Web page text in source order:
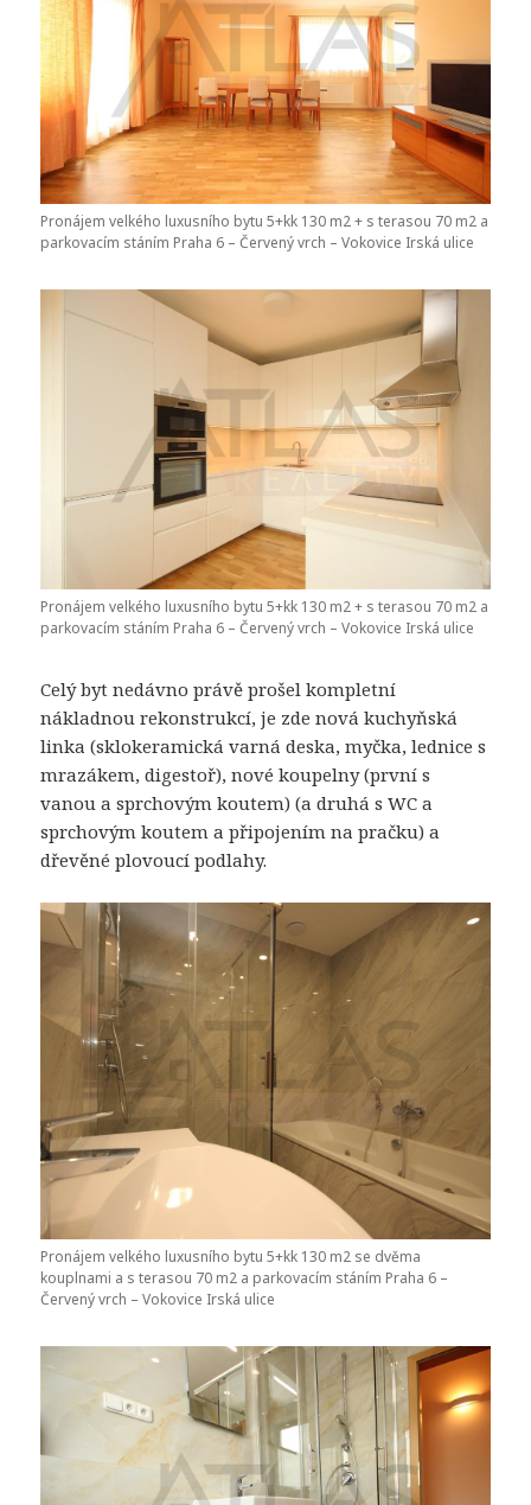
Pronájem velkého luxusního bytu 5+kk 130 m2 + s terasou 70 m2 a
parkovacím stáním Praha 6 – Červený vrch – Vokovice Irská ulice
Pronájem velkého luxusního bytu 5+kk 130 m2 + s terasou 70 m2 a
parkovacím stáním Praha 6 – Červený vrch – Vokovice Irská ulice
Celý byt nedávno právě prošel kompletní
nákladnou rekonstrukcí, je zde nová kuchyňská
linka (sklokeramická varná deska, myčka, lednice s
mrazákem, digestoř), nové koupelny (první s
vanou a sprchovým koutem) (a druhá s WC a
sprchovým koutem a připojením na pračku) a
dřevěné plovoucí podlahy.
Pronájem velkého luxusního bytu 5+kk 130 m2 se dvěma
kouplnami a s terasou 70 m2 a parkovacím stáním Praha 6 –
Červený vrch – Vokovice Irská ulice